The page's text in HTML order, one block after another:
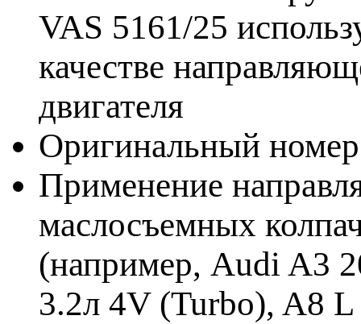
VAS 5161/25
качестве
двигателя
Оригинальный
Применение
маслосъемных
(например, Audi A3
3.2л 4V (Turbo), A8